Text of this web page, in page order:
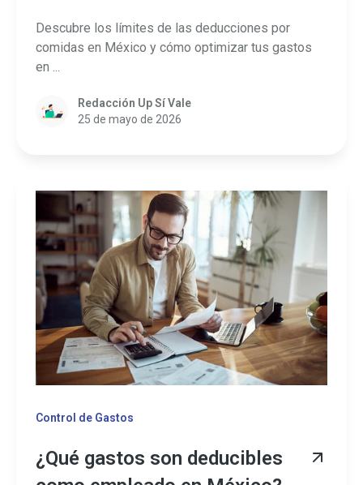
Descubre los límites de las deducciones por
comidas en México y cómo optimizar tus gastos
en ...
Redacción Up Sí Vale
25 de mayo de 2026
Control de Gastos
¿Qué gastos son deducibles